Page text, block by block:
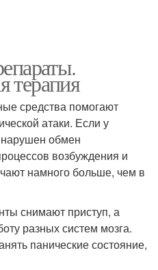
терапия
средства помогают
атаки. Если у
нарушен обмен
возбуждения и
намного больше, чем в
снимают приступ, а
разных систем мозга.
панические состояние,